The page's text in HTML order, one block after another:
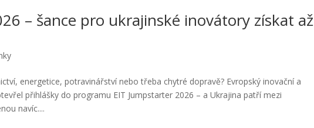
– šance pro ukrajinské inovátory získat až
energetice, potravinářství nebo třeba chytré dopravě? Evropský inovační a
přihlášky do programu EIT Jumpstarter 2026 – a Ukrajina patří mezi
navíc....